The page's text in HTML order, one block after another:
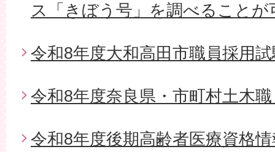
ス「きぼう号」を調べること
令和8年度大和高田市職員採用
令和8年度奈良県・市町村土木
令和8年度後期高齢者医療資格